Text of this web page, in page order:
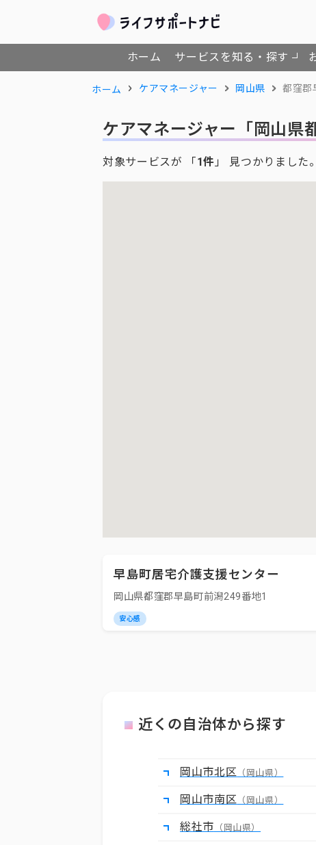
ホーム サービスを知る・探す
ホーム ケアマネージャー 岡山県 都窪郡
ケアマネージャー 「岡山
対象サービスが 「1件 」 見つかりました。
早島町居宅介護支援センター
岡山県都窪郡早島町前潟249番地1
安心感
近くの自治体から探す
岡山市北区 （岡山県）
岡山市南区 （岡山県）
総社市 （岡山県）